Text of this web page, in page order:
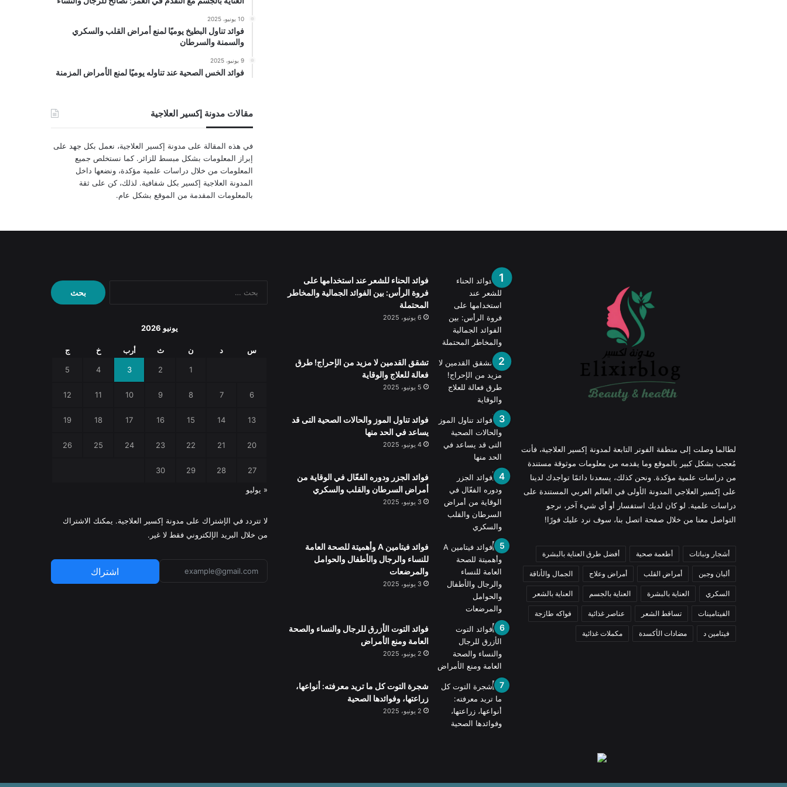
10 يونيو، 2025
فوائد تناول البطيخ يوميًا لمنع أمراض القلب والسكري
والسمنة والسرطان
9 يونيو، 2025
فوائد الخس الصحية عند تناوله يوميًا لمنع الأمراض المزمنة
مقالات مدونة إكسير العلاجية
في هذه المقالة على مدونة إكسير العلاجية، نعمل بكل جهد على
إبراز المعلومات بشكل مبسط للزائر. كما نستخلص جميع
المعلومات من خلال دراسات علمية مؤكدة، ونضعها داخل
المدونة العلاجية إكسير بكل شفافية. لذلك، كن على ثقة
بالمعلومات المقدمة من الموقع بشكل عام.
لطالما وصلت إلى منطقة الفوتر التابعة لمدونة إكسير العلاجية، فأنت
مُعجب بشكل كبير بالموقع وما يقدمه من معلومات موثوقة مستندة
من دراسات علمية مؤكدة. ونحن كذلك، يسعدنا دائمًا تواجدك لدينا
على إكسير العلاجي المدونة الأولى في العالم العربي المستندة على
دراسات علمية. لو كان لديك استفسار أو أي شيء آخر، نرجو
التواصل معنا من خلال صفحة اتصل بنا، سوف نرد عليك فورًا!
أشجار ونباتات أطعمة صحية أفضل طرق العناية بالبشرة
ألبان وجبن أمراض القلب أمراض وعلاج الجمال والأناقة
السكري العناية بالبشرة العناية بالجسم العناية بالشعر
الفيتامينات تساقط الشعر عناصر غذائية فواكه طازجة
فيتامين د مضادات الأكسدة مكملات غذائية
فوائد الحناء للشعر عند استخدامها على
فروة الرأس: بين الفوائد الجمالية والمخاطر
المحتملة
6 يونيو، 2025
تشقق القدمين لا مزيد من الإحراج! طرق
فعالة للعلاج والوقاية
5 يونيو، 2025
فوائد تناول الموز والحالات الصحية التى قد
يساعد في الحد منها
4 يونيو، 2025
فوائد الجزر ودوره الفعّال في الوقاية من
أمراض السرطان والقلب والسكري
3 يونيو، 2025
فوائد فيتامين A وأهميتة للصحة العامة
للنساء والرجال والأطفال والحوامل
والمرضعات
3 يونيو، 2025
فوائد التوت الأزرق للرجال والنساء والصحة
العامة ومنع الأمراض
2 يونيو، 2025
شجرة التوت كل ما تريد معرفته: أنواعها،
زراعتها، وفوائدها الصحية
2 يونيو، 2025
البحث
عن:
يونيو 2026
س د ن ث أرب خ ج
1
2
3
4
5
6
7
8
9
10
11
12
13
14
15
16
17
18
19
20
21
22
23
24
25
26
27
28
29
30
« يوليو
لا تتردد في الإشتراك على مدونة إكسير العلاجية. يمكنك الاشتراك
من خلال البريد الإلكتروني فقط لا غير.
اشتراك